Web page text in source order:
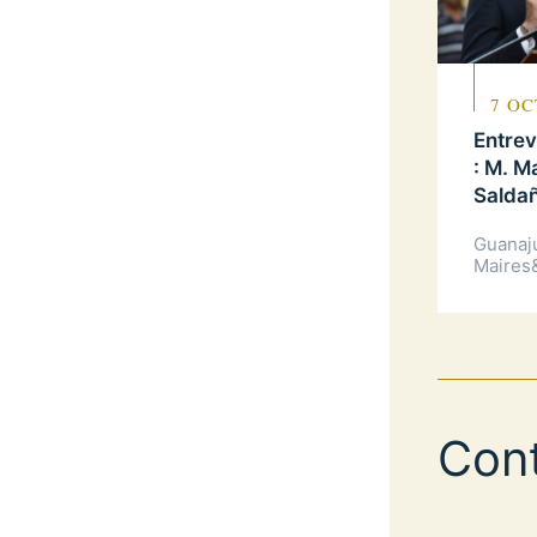
7
: M.